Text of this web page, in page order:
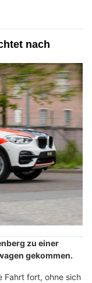
nach
zu einer
gekommen.
Fahrt fort, ohne sich